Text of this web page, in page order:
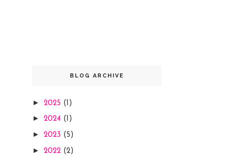
BLOG ARCHIVE
► 2025 (1)
► 2024 (1)
► 2023 (5)
► 2022 (2)